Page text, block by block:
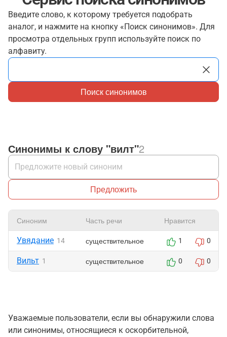
Введите слово, к которому требуется подобрать
аналог, и нажмите на кнопку «Поиск синонимов». Для
просмотра отдельных групп используйте поиск по
алфавиту.
Поиск синонимов
Синонимы к слову "вилт"2
Предложить
Синоним Часть речи Нравится
Увядание 14 существительное 1 0
Вильт 1 существительное 0 0
Уважаемые пользователи, если вы обнаружили слова
или синонимы, относящиеся к оскорбительной,